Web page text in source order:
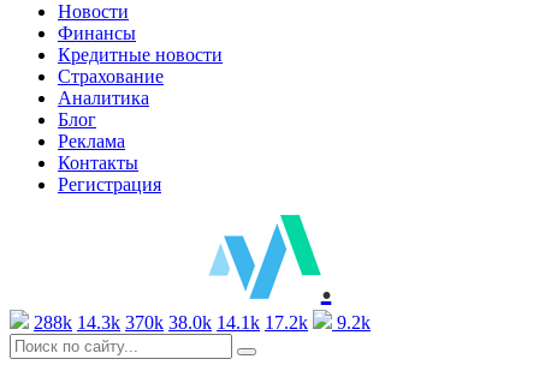
Новости
Финансы
Кредитные новости
Страхование
Аналитика
Блог
Реклама
Контакты
Регистрация
.
288k 14.3k 370k 38.0k 14.1k 17.2k 9.2k